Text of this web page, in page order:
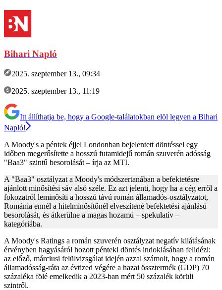
Bihari Napló
2025. szeptember 13., 09:34
2025. szeptember 13., 11:19
Itt állíthatja be, hogy a Google-találatokban elöl legyen a Bihari
Napló!
A Moody's a péntek éjjel Londonban bejelentett döntéssel egy
időben megerősítette a hosszú futamidejű román szuverén adósság
"Baa3" szintű besorolását – írja az MTI.
A "Baa3" osztályzat a Moody's módszertanában a befektetésre
ajánlott minősítési sáv alsó széle. Ez azt jelenti, hogy ha a cég erről a
fokozatról leminősíti a hosszú távú román államadós-osztályzatot,
Románia ennél a hitelminősítőnél elveszítené befektetési ajánlású
besorolását, és átkerülne a magas hozamú – spekulatív –
kategóriába.
A Moody's Ratings a román szuverén osztályzat negatív kilátásának
érvényben hagyásáról hozott pénteki döntés indoklásában felidézi:
az előző, márciusi felülvizsgálat idején azzal számolt, hogy a román
államadósság-ráta az évtized végére a hazai össztermék (GDP) 70
százaléka fölé emelkedik a 2023-ban mért 50 százalék körüli
szintről.